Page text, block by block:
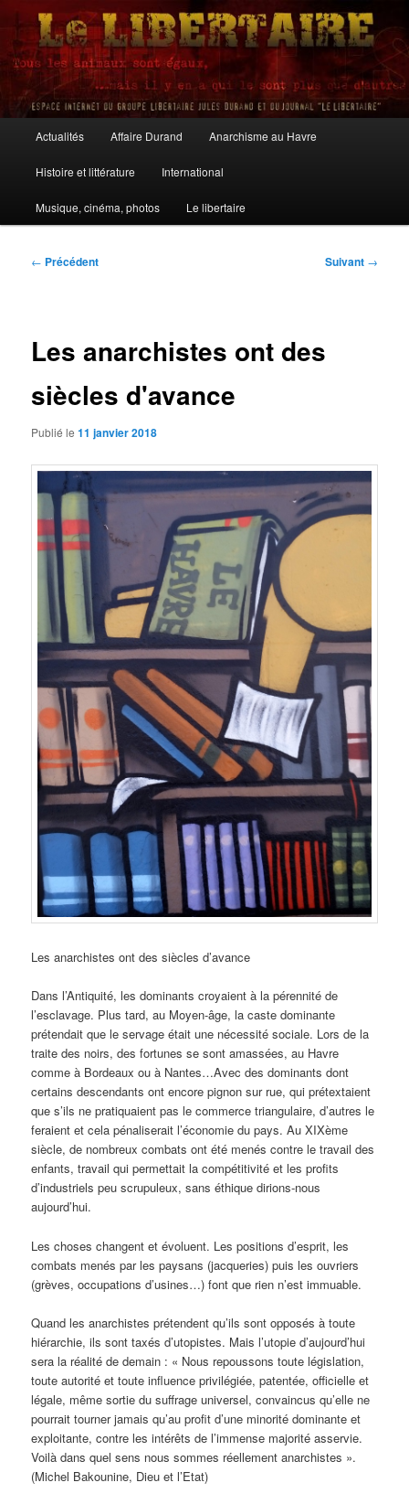
Aller
contenu
principalLe Libertaire
principal
Actualités Affaire Durand Anarchisme au Havre
Histoire et littérature International
Musique, cinéma, photos Le libertaire
Navigation
← Précédent Suivant →
Les anarchistes ont des
siècles d'avance
Publié le11 janvier 2018
Les anarchistes ont des siècles d’avance
Dans l’Antiquité, les dominants croyaient à la pérennité de
l’esclavage. Plus tard, au Moyen-âge, la caste dominante
prétendait que le servage était une nécessité sociale. Lors de la
traite des noirs, des fortunes se sont amassées, au Havre
comme à Bordeaux ou à Nantes…Avec des dominants dont
certains descendants ont encore pignon sur rue, qui prétextaient
que s’ils ne pratiquaient pas le commerce triangulaire, d’autres le
feraient et cela pénaliserait l’économie du pays. Au XIXème
siècle, de nombreux combats ont été menés contre le travail des
enfants, travail qui permettait la compétitivité et les profits
d’industriels peu scrupuleux, sans éthique dirions-nous
aujourd’hui.
Les choses changent et évoluent. Les positions d’esprit, les
combats menés par les paysans (jacqueries) puis les ouvriers
(grèves, occupations d’usines…) font que rien n’est immuable.
Quand les anarchistes prétendent qu’ils sont opposés à toute
hiérarchie, ils sont taxés d’utopistes. Mais l’utopie d’aujourd’hui
sera la réalité de demain : « Nous repoussons toute législation,
toute autorité et toute influence privilégiée, patentée, officielle et
légale, même sortie du suffrage universel, convaincus qu’elle ne
pourrait tourner jamais qu’au profit d’une minorité dominante et
exploitante, contre les intérêts de l’immense majorité asservie.
Voilà dans quel sens nous sommes réellement anarchistes ».
(Michel Bakounine, Dieu et l’Etat)